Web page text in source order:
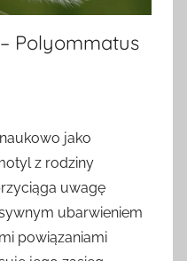
Polyommatus
jako
z rodziny
uwagę
ubarwieniem
powiązaniami